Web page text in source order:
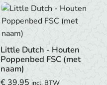
€ 19,95. € 18,00.
Little Dutch - Houten
Poppenbed FSC (met
naam)
€ 39,95 incl. BTW